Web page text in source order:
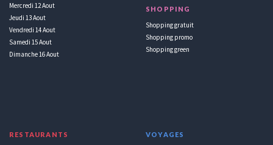
Mercredi 12 Aout
Jeudi 13 Aout
Vendredi 14 Aout
Samedi 15 Aout
Dimanche 16 Aout
SHOPPING
Shopping gratuit
Shopping promo
Shopping green
RESTAURANTS VOYAGES